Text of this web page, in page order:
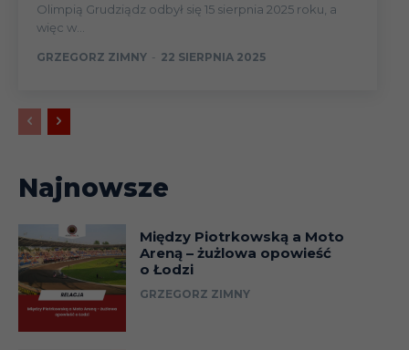
Olimpią Grudziądz odbył się 15 sierpnia 2025 roku, a
więc w...
GRZEGORZ ZIMNY - 22 SIERPNIA 2025
Najnowsze
Między Piotrkowską a Moto
Areną – żużlowa opowieść
o Łodzi
GRZEGORZ ZIMNY